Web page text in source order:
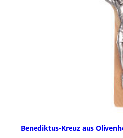
Benediktus-Kreuz aus